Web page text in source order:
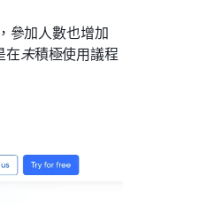
參加人數也增加
在未積極使用議程